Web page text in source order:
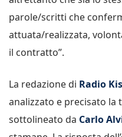
parole/scritti che
attuata/realizzata,
il contratto”.
La redazione di Radio
analizzato e precisato la
sottolineato da Carlo